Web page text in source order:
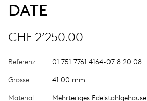
DATE
CHF 2’250.00
Referenz 01 751 7761 4164-07 8 20 08
Grösse 41.00 mm
Material Mehrteiliges Edelstahlgehäuse